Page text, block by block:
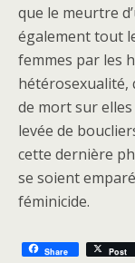
que le meurtre
également tout
femmes par les
hétérosexualité,
de mort sur
levée de
cette dernière
se soient
féminicide.
Share Post